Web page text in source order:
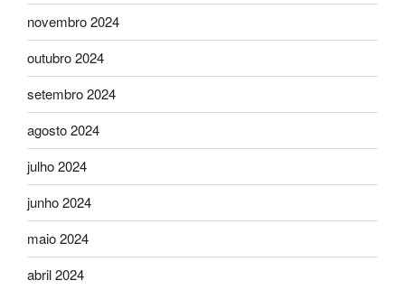
novembro 2024
outubro 2024
setembro 2024
agosto 2024
julho 2024
junho 2024
maio 2024
abril 2024